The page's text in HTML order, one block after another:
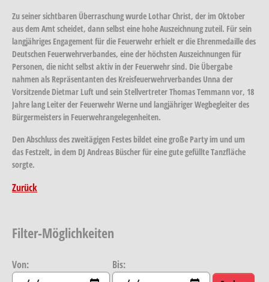
Zu seiner sichtbaren Überraschung wurde Lothar Christ, der im Oktober
aus dem Amt scheidet, dann selbst eine hohe Auszeichnung zuteil. Für sein
langjähriges Engagement für die Feuerwehr erhielt er die Ehrenmedaille des
Deutschen Feuerwehrverbandes, eine der höchsten Auszeichnungen für
Personen, die nicht selbst aktiv in der Feuerwehr sind. Die Übergabe
nahmen als Repräsentanten des Kreisfeuerwehrverbandes Unna der
Vorsitzende Dietmar Luft und sein Stellvertreter Thomas Temmann vor, 18
Jahre lang Leiter der Feuerwehr Werne und langjähriger Wegbegleiter des
Bürgermeisters in Feuerwehrangelegenheiten.
Den Abschluss des zweitägigen Festes bildet eine große Party im und um
das Festzelt, in dem DJ Andreas Büscher für eine gute gefüllte Tanzfläche
sorgte.
Zurück
Filter-Möglichkeiten
Von: Bis: